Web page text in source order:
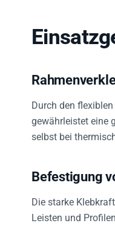
Durch den
gewährleistet eine
selbst bei
Befestigung
Die starke
Leisten und